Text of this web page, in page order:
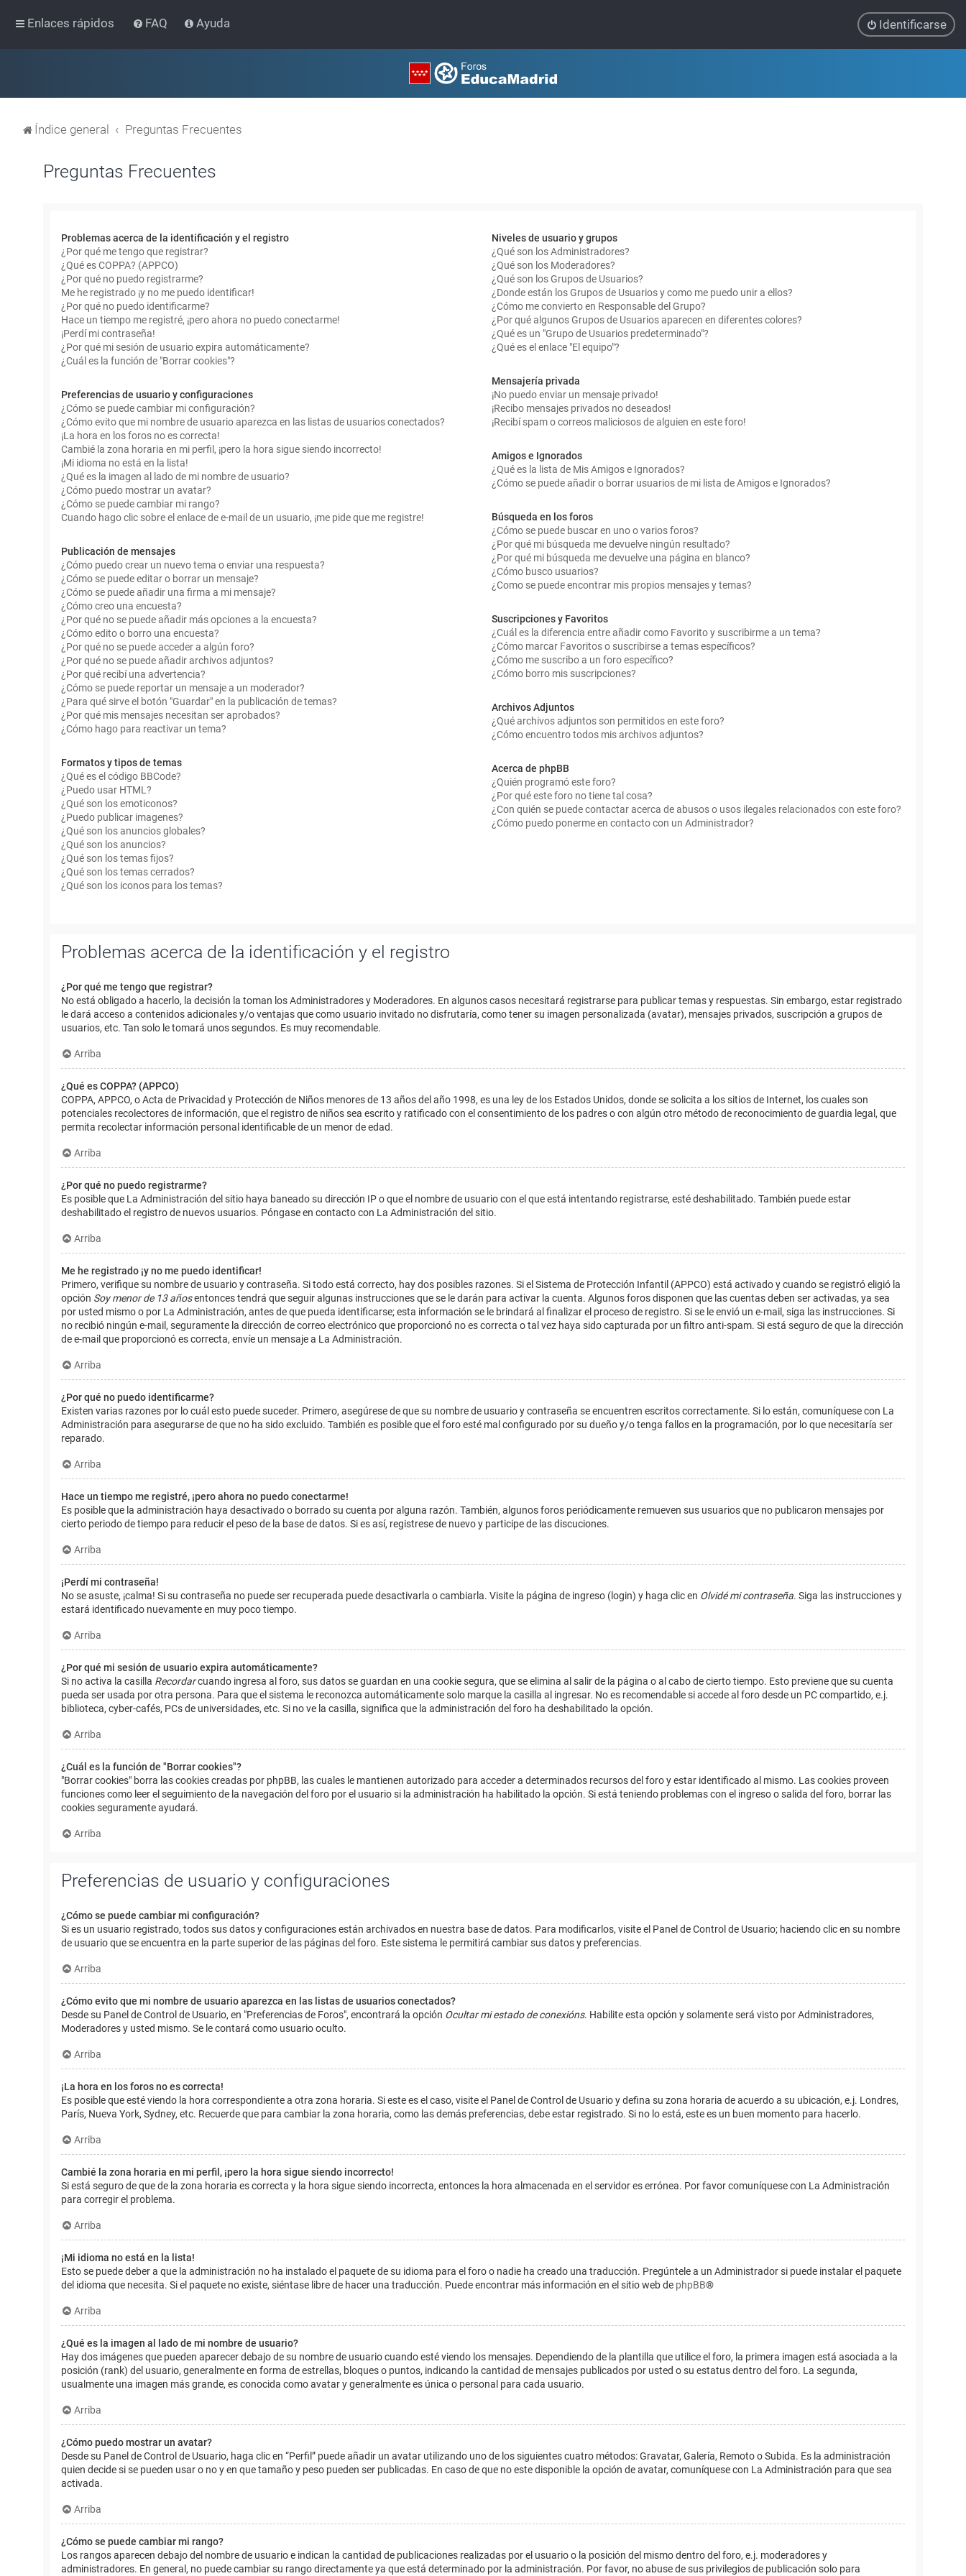
Enlaces rápidos FAQ Ayuda Identificarse
Índice general Preguntas Frecuentes
Preguntas Frecuentes
Problemas acerca de la identificación y el registro
¿Por qué me tengo que registrar?
¿Qué es COPPA? (APPCO)
¿Por qué no puedo registrarme?
Me he registrado ¡y no me puedo identificar!
¿Por qué no puedo identificarme?
Hace un tiempo me registré, ¡pero ahora no puedo conectarme!
¡Perdí mi contraseña!
¿Por qué mi sesión de usuario expira automáticamente?
¿Cuál es la función de "Borrar cookies"?
Preferencias de usuario y configuraciones
¿Cómo se puede cambiar mi configuración?
¿Cómo evito que mi nombre de usuario aparezca en las listas de usuarios conectados?
¡La hora en los foros no es correcta!
Cambié la zona horaria en mi perfil, ¡pero la hora sigue siendo incorrecto!
¡Mi idioma no está en la lista!
¿Qué es la imagen al lado de mi nombre de usuario?
¿Cómo puedo mostrar un avatar?
¿Cómo se puede cambiar mi rango?
Cuando hago clic sobre el enlace de e-mail de un usuario, ¡me pide que me registre!
Publicación de mensajes
¿Cómo puedo crear un nuevo tema o enviar una respuesta?
¿Cómo se puede editar o borrar un mensaje?
¿Cómo se puede añadir una firma a mi mensaje?
¿Cómo creo una encuesta?
¿Por qué no se puede añadir más opciones a la encuesta?
¿Cómo edito o borro una encuesta?
¿Por qué no se puede acceder a algún foro?
¿Por qué no se puede añadir archivos adjuntos?
¿Por qué recibí una advertencia?
¿Cómo se puede reportar un mensaje a un moderador?
¿Para qué sirve el botón "Guardar" en la publicación de temas?
¿Por qué mis mensajes necesitan ser aprobados?
¿Cómo hago para reactivar un tema?
Formatos y tipos de temas
¿Qué es el código BBCode?
¿Puedo usar HTML?
¿Qué son los emoticonos?
¿Puedo publicar imagenes?
¿Qué son los anuncios globales?
¿Qué son los anuncios?
¿Qué son los temas fijos?
¿Qué son los temas cerrados?
¿Qué son los iconos para los temas?
Niveles de usuario y grupos
¿Qué son los Administradores?
¿Qué son los Moderadores?
¿Qué son los Grupos de Usuarios?
¿Donde están los Grupos de Usuarios y como me puedo unir a ellos?
¿Cómo me convierto en Responsable del Grupo?
¿Por qué algunos Grupos de Usuarios aparecen en diferentes colores?
¿Qué es un "Grupo de Usuarios predeterminado"?
¿Qué es el enlace "El equipo"?
Mensajería privada
¡No puedo enviar un mensaje privado!
¡Recibo mensajes privados no deseados!
¡Recibí spam o correos maliciosos de alguien en este foro!
Amigos e Ignorados
¿Qué es la lista de Mis Amigos e Ignorados?
¿Cómo se puede añadir o borrar usuarios de mi lista de Amigos e Ignorados?
Búsqueda en los foros
¿Cómo se puede buscar en uno o varios foros?
¿Por qué mi búsqueda me devuelve ningún resultado?
¿Por qué mi búsqueda me devuelve una página en blanco?
¿Cómo busco usuarios?
¿Como se puede encontrar mis propios mensajes y temas?
Suscripciones y Favoritos
¿Cuál es la diferencia entre añadir como Favorito y suscribirme a un tema?
¿Cómo marcar Favoritos o suscribirse a temas específicos?
¿Cómo me suscribo a un foro específico?
¿Cómo borro mis suscripciones?
Archivos Adjuntos
¿Qué archivos adjuntos son permitidos en este foro?
¿Cómo encuentro todos mis archivos adjuntos?
Acerca de phpBB
¿Quién programó este foro?
¿Por qué este foro no tiene tal cosa?
¿Con quién se puede contactar acerca de abusos o usos ilegales relacionados con este foro?
¿Cómo puedo ponerme en contacto con un Administrador?
Problemas acerca de la identificación y el registro
¿Por qué me tengo que registrar?
No está obligado a hacerlo, la decisión la toman los Administradores y Moderadores. En algunos casos necesitará registrarse para publicar temas y respuestas. Sin embargo, estar registrado
le dará acceso a contenidos adicionales y/o ventajas que como usuario invitado no disfrutaría, como tener su imagen personalizada (avatar), mensajes privados, suscripción a grupos de
usuarios, etc. Tan solo le tomará unos segundos. Es muy recomendable.
Arriba
¿Qué es COPPA? (APPCO)
COPPA, APPCO, o Acta de Privacidad y Protección de Niños menores de 13 años del año 1998, es una ley de los Estados Unidos, donde se solicita a los sitios de Internet, los cuales son
potenciales recolectores de información, que el registro de niños sea escrito y ratificado con el consentimiento de los padres o con algún otro método de reconocimiento de guardia legal, que
permita recolectar información personal identificable de un menor de edad.
Arriba
¿Por qué no puedo registrarme?
Es posible que La Administración del sitio haya baneado su dirección IP o que el nombre de usuario con el que está intentando registrarse, esté deshabilitado. También puede estar
deshabilitado el registro de nuevos usuarios. Póngase en contacto con La Administración del sitio.
Arriba
Me he registrado ¡y no me puedo identificar!
Primero, verifique su nombre de usuario y contraseña. Si todo está correcto, hay dos posibles razones. Si el Sistema de Protección Infantil (APPCO) está activado y cuando se registró eligió la
opción Soy menor de 13 añosentonces tendrá que seguir algunas instrucciones que se le darán para activar la cuenta. Algunos foros disponen que las cuentas deben ser activadas, ya sea
por usted mismo o por La Administración, antes de que pueda identificarse; esta información se le brindará al finalizar el proceso de registro. Si se le envió un e-mail, siga las instrucciones. Si
no recibió ningún e-mail, seguramente la dirección de correo electrónico que proporcionó no es correcta o tal vez haya sido capturada por un filtro anti-spam. Si está seguro de que la dirección
de e-mail que proporcionó es correcta, envíe un mensaje a La Administración.
Arriba
¿Por qué no puedo identificarme?
Existen varias razones por lo cuál esto puede suceder. Primero, asegúrese de que su nombre de usuario y contraseña se encuentren escritos correctamente. Si lo están, comuníquese con La
Administración para asegurarse de que no ha sido excluido. También es posible que el foro esté mal configurado por su dueño y/o tenga fallos en la programación, por lo que necesitaría ser
reparado.
Arriba
Hace un tiempo me registré, ¡pero ahora no puedo conectarme!
Es posible que la administración haya desactivado o borrado su cuenta por alguna razón. También, algunos foros periódicamente remueven sus usuarios que no publicaron mensajes por
cierto periodo de tiempo para reducir el peso de la base de datos. Si es así, registrese de nuevo y participe de las discuciones.
Arriba
¡Perdí mi contraseña!
No se asuste, ¡calma! Si su contraseña no puede ser recuperada puede desactivarla o cambiarla. Visite la página de ingreso (login) y haga clic en Olvidé mi contraseña. Siga las instrucciones y
estará identificado nuevamente en muy poco tiempo.
Arriba
¿Por qué mi sesión de usuario expira automáticamente?
Si no activa la casilla Recordarcuando ingresa al foro, sus datos se guardan en una cookie segura, que se elimina al salir de la página o al cabo de cierto tiempo. Esto previene que su cuenta
pueda ser usada por otra persona. Para que el sistema le reconozca automáticamente solo marque la casilla al ingresar. No es recomendable si accede al foro desde un PC compartido, e.j.
biblioteca, cyber-cafés, PCs de universidades, etc. Si no ve la casilla, significa que la administración del foro ha deshabilitado la opción.
Arriba
¿Cuál es la función de "Borrar cookies"?
"Borrar cookies" borra las cookies creadas por phpBB, las cuales le mantienen autorizado para acceder a determinados recursos del foro y estar identificado al mismo. Las cookies proveen
funciones como leer el seguimiento de la navegación del foro por el usuario si la administración ha habilitado la opción. Si está teniendo problemas con el ingreso o salida del foro, borrar las
cookies seguramente ayudará.
Arriba
Preferencias de usuario y configuraciones
¿Cómo se puede cambiar mi configuración?
Si es un usuario registrado, todos sus datos y configuraciones están archivados en nuestra base de datos. Para modificarlos, visite el Panel de Control de Usuario; haciendo clic en su nombre
de usuario que se encuentra en la parte superior de las páginas del foro. Este sistema le permitirá cambiar sus datos y preferencias.
Arriba
¿Cómo evito que mi nombre de usuario aparezca en las listas de usuarios conectados?
Desde su Panel de Control de Usuario, en "Preferencias de Foros", encontrará la opción Ocultar mi estado de conexións. Habilite esta opción y solamente será visto por Administradores,
Moderadores y usted mismo. Se le contará como usuario oculto.
Arriba
¡La hora en los foros no es correcta!
Es posible que esté viendo la hora correspondiente a otra zona horaria. Si este es el caso, visite el Panel de Control de Usuario y defina su zona horaria de acuerdo a su ubicación, e.j. Londres,
París, Nueva York, Sydney, etc. Recuerde que para cambiar la zona horaria, como las demás preferencias, debe estar registrado. Si no lo está, este es un buen momento para hacerlo.
Arriba
Cambié la zona horaria en mi perfil, ¡pero la hora sigue siendo incorrecto!
Si está seguro de que de la zona horaria es correcta y la hora sigue siendo incorrecta, entonces la hora almacenada en el servidor es errónea. Por favor comuníquese con La Administración
para corregir el problema.
Arriba
¡Mi idioma no está en la lista!
Esto se puede deber a que la administración no ha instalado el paquete de su idioma para el foro o nadie ha creado una traducción. Pregúntele a un Administrador si puede instalar el paquete
del idioma que necesita. Si el paquete no existe, siéntase libre de hacer una traducción. Puede encontrar más información en el sitio web de phpBB®
Arriba
¿Qué es la imagen al lado de mi nombre de usuario?
Hay dos imágenes que pueden aparecer debajo de su nombre de usuario cuando esté viendo los mensajes. Dependiendo de la plantilla que utilice el foro, la primera imagen está asociada a la
posición (rank) del usuario, generalmente en forma de estrellas, bloques o puntos, indicando la cantidad de mensajes publicados por usted o su estatus dentro del foro. La segunda,
usualmente una imagen más grande, es conocida como avatar y generalmente es única o personal para cada usuario.
Arriba
¿Cómo puedo mostrar un avatar?
Desde su Panel de Control de Usuario, haga clic en “Perfil” puede añadir un avatar utilizando uno de los siguientes cuatro métodos: Gravatar, Galería, Remoto o Subida. Es la administración
quien decide si se pueden usar o no y en que tamaño y peso pueden ser publicadas. En caso de que no este disponible la opción de avatar, comuníquese con La Administración para que sea
activada.
Arriba
¿Cómo se puede cambiar mi rango?
Los rangos aparecen debajo del nombre de usuario e indican la cantidad de publicaciones realizadas por el usuario o la posición del mismo dentro del foro, e.j. moderadores y
administradores. En general, no puede cambiar su rango directamente ya que está determinado por la administración. Por favor, no abuse de sus privilegios de publicación solo para